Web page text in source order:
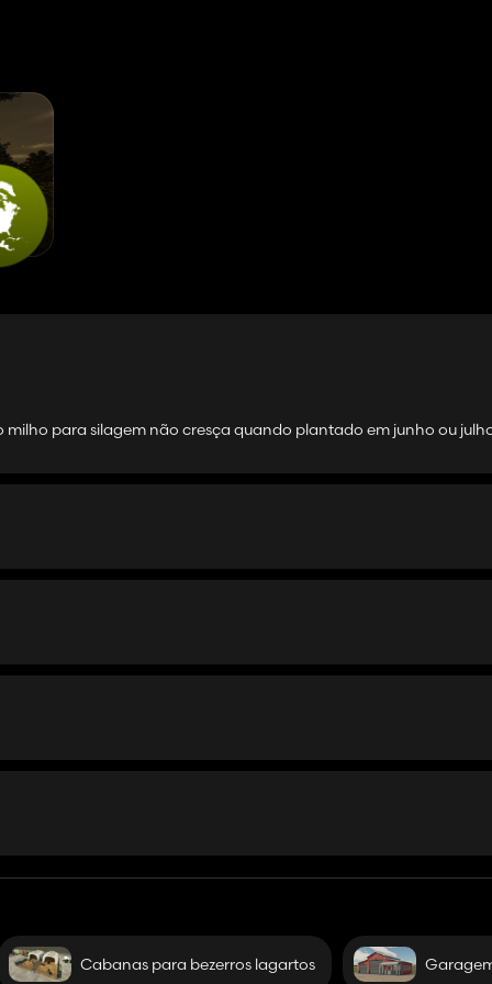
para silagem não cresça quando plantado em junho ou
Cabanas para bezerros lagartos